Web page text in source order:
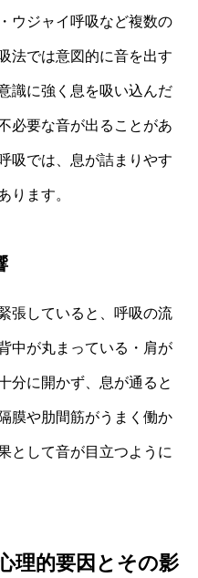
ウジャイ呼吸など複数の
法では意図的に音を出す
識に強く息を吸い込んだ
必要な音が出ることがあ
吸では、息が詰まりやす
ります。
張していると、呼吸の流
中が丸まっている・肩が
分に開かず、息が通ると
膜や肋間筋がうまく働か
として音が目立つように
理的要因とその影